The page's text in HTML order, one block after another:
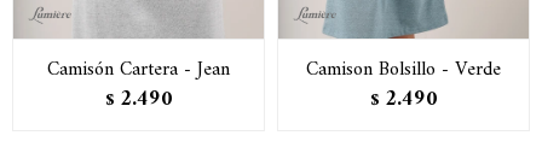
Camisón Cartera - Jean
$ 2.490
Camison Bolsillo - Verde
$ 2.490